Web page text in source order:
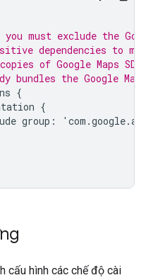
must exclude the
dependencies to
of Google Maps
bundles the Google
{
{
group : ' com .google.
cấu hình các chế độ cài